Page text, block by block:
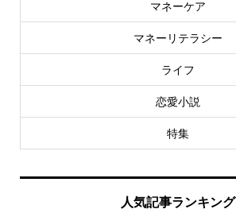
マネーケア
マネーリテラシー
ライフ
恋愛小説
特集
人気記事ランキング